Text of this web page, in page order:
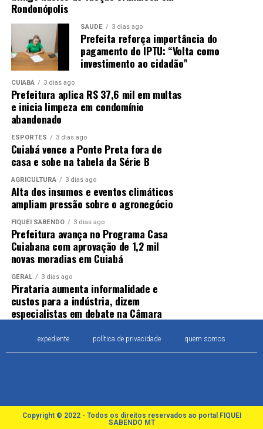
Rondonópolis
SAÚDE 3 dias ago
Prefeita reforça importância do
pagamento do IPTU: “Volta como
investimento ao cidadão”
CUIABÁ 3 dias ago
Prefeitura aplica R$ 37,6 mil em multas
e inicia limpeza em condomínio
abandonado
ESPORTES 3 dias ago
Cuiabá vence a Ponte Preta fora de
casa e sobe na tabela da Série B
AGRICULTURA 3 dias ago
Alta dos insumos e eventos climáticos
ampliam pressão sobre o agronegócio
FIQUEI SABENDO 3 dias ago
Prefeitura avança no Programa Casa
Cuiabana com aprovação de 1,2 mil
novas moradias em Cuiabá
GERAL 3 dias ago
Pirataria aumenta informalidade e
custos para a indústria, dizem
especialistas em debate na Câmara
expediente política de privacidade quem somos
Copyright © 2022 - Todos os direitos reservados ao portal FIQUEI
SABENDO MT